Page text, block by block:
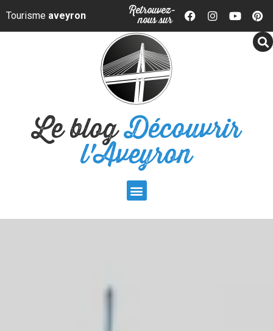
Panneau de gestion des cookies
Tourisme aveyron Retrouvez-
nous sur
Le blogDécouvrir
l'Aveyron